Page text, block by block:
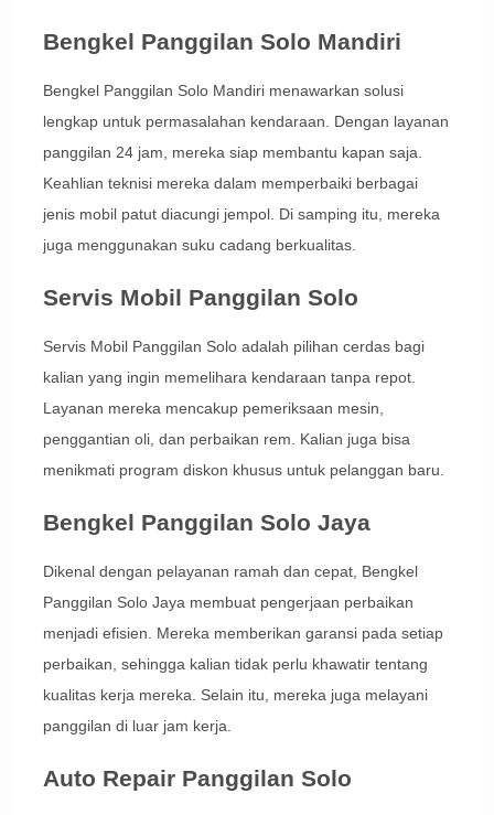
Bengkel Panggilan Solo Mandiri
Bengkel Panggilan Solo Mandiri menawarkan solusi
lengkap untuk permasalahan kendaraan. Dengan layanan
panggilan 24 jam, mereka siap membantu kapan saja.
Keahlian teknisi mereka dalam memperbaiki berbagai
jenis mobil patut diacungi jempol. Di samping itu, mereka
juga menggunakan suku cadang berkualitas.
Servis Mobil Panggilan Solo
Servis Mobil Panggilan Solo adalah pilihan cerdas bagi
kalian yang ingin memelihara kendaraan tanpa repot.
Layanan mereka mencakup pemeriksaan mesin,
penggantian oli, dan perbaikan rem. Kalian juga bisa
menikmati program diskon khusus untuk pelanggan baru.
Bengkel Panggilan Solo Jaya
Dikenal dengan pelayanan ramah dan cepat, Bengkel
Panggilan Solo Jaya membuat pengerjaan perbaikan
menjadi efisien. Mereka memberikan garansi pada setiap
perbaikan, sehingga kalian tidak perlu khawatir tentang
kualitas kerja mereka. Selain itu, mereka juga melayani
panggilan di luar jam kerja.
Auto Repair Panggilan Solo